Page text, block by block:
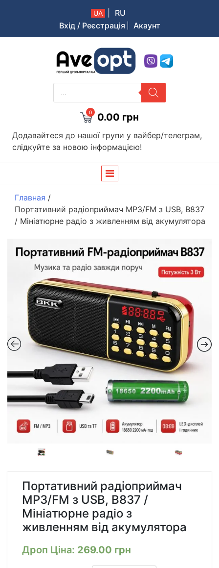
UA
RU
Вхід / Реєстрація
Акаунт
Aveopt – оптова дропшипінг платформа в Україні
PRODUCTS
SEARCH
0 0.00 грн
Додавайтеся до нашої групи у вайбер/телеграм,
слідкуйте за новою інформацією!
Главная /
Портативний радіоприймач MP3/FM з USB, B837
/ Мініатюрне радіо з живленням від акумулятора
Портативний радіоприймач
MP3/FM з USB, B837 /
Мініатюрне радіо з
живленням від акумулятора
Дроп Ціна: 269.00 грн